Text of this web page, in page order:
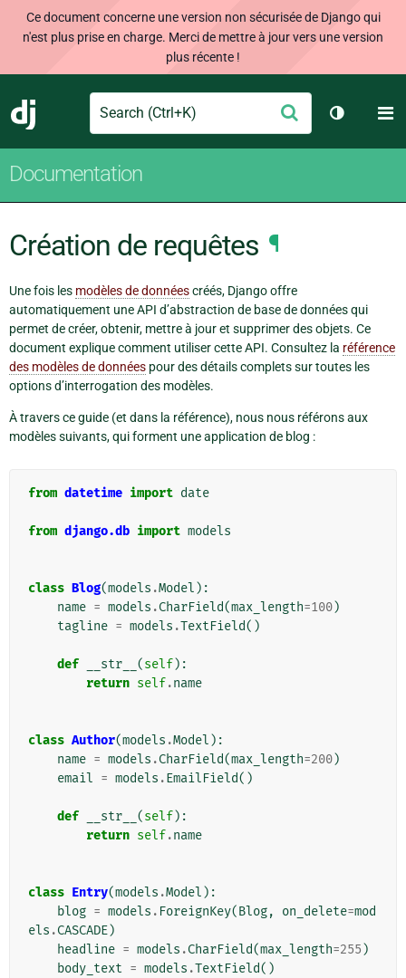
Ce document concerne une version non sécurisée de Django qui
n'est plus prise en charge. Merci de mettre à jour vers une version
plus récente !
Django
Search Envoyer
Changer
Documentation
Création de requêtes ¶
Une fois les modèles de donnéescréés, Django offre
automatiquement une API d’abstraction de base de données qui
permet de créer, obtenir, mettre à jour et supprimer des objets. Ce
document explique comment utiliser cette API. Consultez la référence
des modèles de données pour des détails complets sur toutes les
options d’interrogation des modèles.
À travers ce guide (et dans la référence), nous nous référons aux
modèles suivants, qui forment une application de blog :
from datetime import date
from django.db import models
class Blog(models .Model ):
name = models .CharField(max_length=100)
tagline = models .TextField()
def __str__ (self):
return self.name
class Author(models .Model ):
name = models .CharField(max_length=200)
email = models .EmailField()
def __str__ (self):
return self.name
class Entry(models .Model ):
blog = models . ForeignKey(Blog, on_delete=mod
els .CASCADE)
headline = models .CharField(max_length=255 )
body_text = models .TextField()